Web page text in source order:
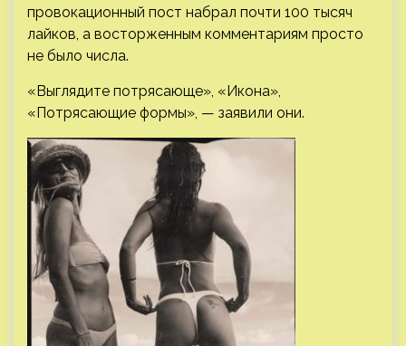
провокационный пост набрал почти 100 тысяч
лайков, а восторженным комментариям просто
не было числа.
«Выглядите потрясающе», «Икона»,
«Потрясающие формы», — заявили они.